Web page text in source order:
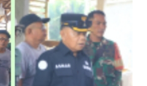
Segera Buka Solusi Tambang
di Laut yang Beroperasi,
Juga Butuh Hidup